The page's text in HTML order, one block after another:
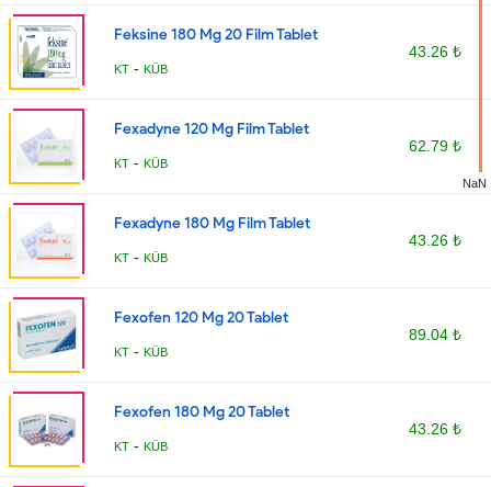
Feksine 180 Mg 20 Film Tablet
KT - KÜB
43.26 ₺
Fexadyne 120 Mg Film Tablet
KT - KÜB
62.79 ₺
Fexadyne 180 Mg Film Tablet
KT - KÜB
43.26 ₺
Fexofen 120 Mg 20 Tablet
KT - KÜB
89.04 ₺
Fexofen 180 Mg 20 Tablet
KT - KÜB
43.26 ₺
NaN